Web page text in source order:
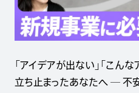
「アイデアが出ない」「こん
立ち止まったあなたへ ─ 不